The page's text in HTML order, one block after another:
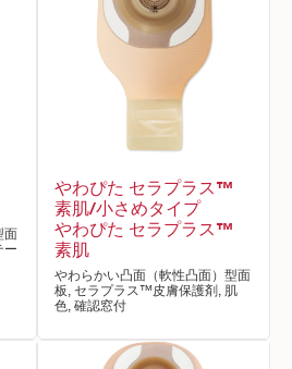
面
ー
やわぴた セラプラス™
素肌/小さめタイプ
やわぴた セラプラス™
素肌
やわらかい凸面（軟性凸面）型面
板, セラプラス™皮膚保護剤, 肌
色, 確認窓付